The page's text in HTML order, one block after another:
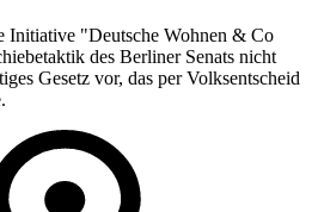
Initiative "Deutsche Wohnen & Co
des Berliner Senats nicht
Gesetz vor, das per Volksentscheid